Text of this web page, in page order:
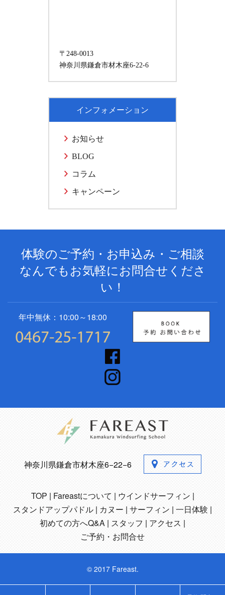
〒248-0013
神奈川県鎌倉市材木座6-22-6
インフォメーション
お知らせ
BLOG
コラム
キャンペーン
体験のご予約・お申込み・ご相談
なんでもお気軽にお問合せくださ
い！
年中無休：10:00～18:00
神奈川県鎌倉市材木座6−22−6
TOP Fareastについて
ウインドサーフィン
スタンドアップパドル
カヌー サーフィン 一日体験
初めての方へQ&A スタッフ
アクセス
ご予約・お問合せ
© 2017 Fareast.